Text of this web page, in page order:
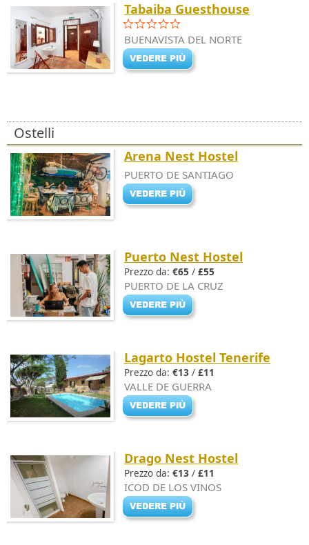
Tabaiba Guesthouse
BUENAVISTA DEL NORTE
Ostelli
Arena Nest Hostel
PUERTO DE SANTIAGO
Puerto Nest Hostel
Prezzo da: €65 / £55
PUERTO DE LA CRUZ
Lagarto Hostel Tenerife
Prezzo da: €13 / £11
VALLE DE GUERRA
Drago Nest Hostel
Prezzo da: €13 / £11
ICOD DE LOS VINOS